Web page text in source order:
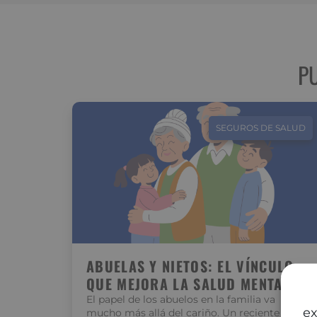
SEGUROS DE SALUD
ABUELAS Y NIETOS: EL VÍNCULO
QUE MEJORA LA SALUD MENTAL
El papel de los abuelos en la familia va
mucho más allá del cariño. Un reciente